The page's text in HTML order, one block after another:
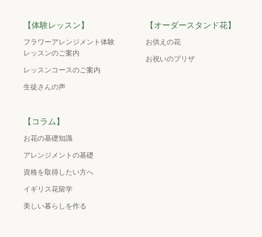
【体験レッスン】
フラワーアレンジメント体験
レッスンのご案内
レッスンコースのご案内
生徒さんの声
【オーダースタンド花】
お供えの花
お祝いのプリザ
【コラム】
お花の基礎知識
アレンジメントの基礎
資格を取得したい方へ
イギリス花留学
美しい暮らしを作る